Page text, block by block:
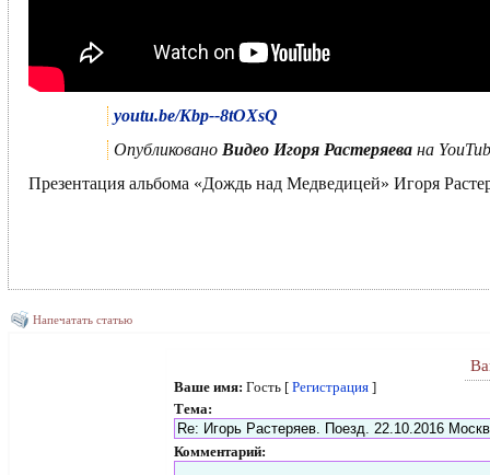
youtu.be/Kbp--8tOXsQ
Опубликовано Видео Игоря Растеряева на
Презентация альбома «Дождь над Медведицей» Игоря
Напечатать статью
Ваше имя: Гость [ Регистрация ]
Тема:
Комментарий: